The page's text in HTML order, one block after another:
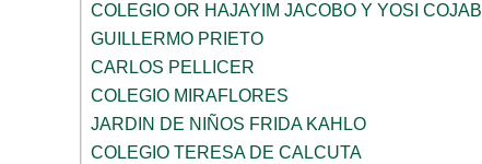
COLEGIO OR HAJAYIM JACOBO Y YOSI COJAB
GUILLERMO PRIETO
CARLOS PELLICER
COLEGIO MIRAFLORES
JARDIN DE NIÑOS FRIDA KAHLO
COLEGIO TERESA DE CALCUTA